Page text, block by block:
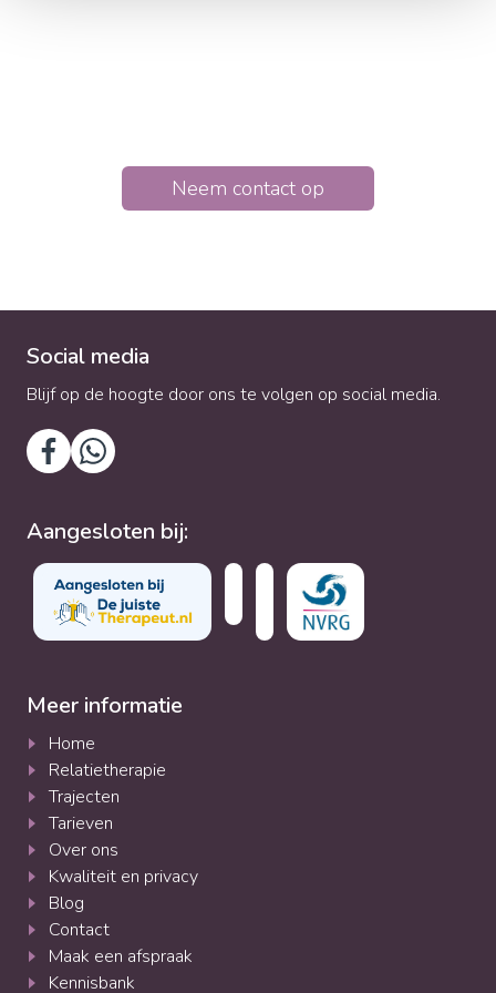
Neem contact op
Social media
Blijf op de hoogte door ons te volgen op social media.
Aangesloten bij:
Meer informatie
Home
Relatietherapie
Trajecten
Tarieven
Over ons
Kwaliteit en privacy
Blog
Contact
Maak een afspraak
Kennisbank